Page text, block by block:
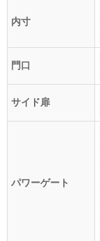
内寸
門口
サイド扉
パワーゲート